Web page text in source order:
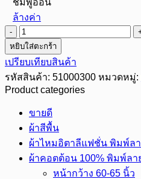
ล้างค่า
จำนวน
ผ้า
กุ๊น
สำเร็จ
ผ้า
ขนาด
0.5
นิ้ว
ชิ้น
หยิบใส่ตะกร้า
เปรียบเทียบสินค้า
รหัสสินค้า: 51000300 หมวดหมู่:
Product categories
ขายดี
ผ้าสีพื้น
ผ้าไหมอิตาลีแฟชั่น พิมพ์ล
ผ้าคอตต้อน 100% พิมพ์ลา
หน้ากว้าง 60-65 นิ้ว